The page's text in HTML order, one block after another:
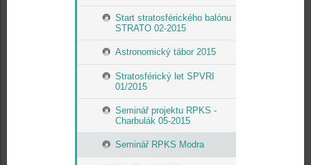
Start stratosférického balónu
STRATO 02-2015
Astronomický tábor 2015
Stratosférický let SPVRI
01/2015
Seminář projektu RPKS -
Charbulák 05-2015
Seminář RPKS Modra